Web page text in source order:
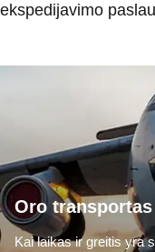
ekspedijavimo
Oro transportas
Kai laikas ir greitis yra